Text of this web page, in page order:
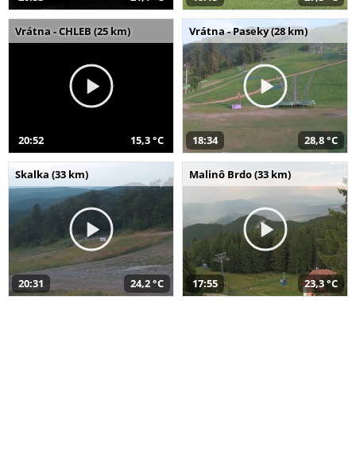
Vrátna - CHLEB (25 km)
20:52 15,3 °C
Vrátna - Paseky (28 km)
18:34 28,8 °C
Skalka (33 km)
20:31 24,2 °C
Malinô Brdo (33 km)
17:55 23,3 °C